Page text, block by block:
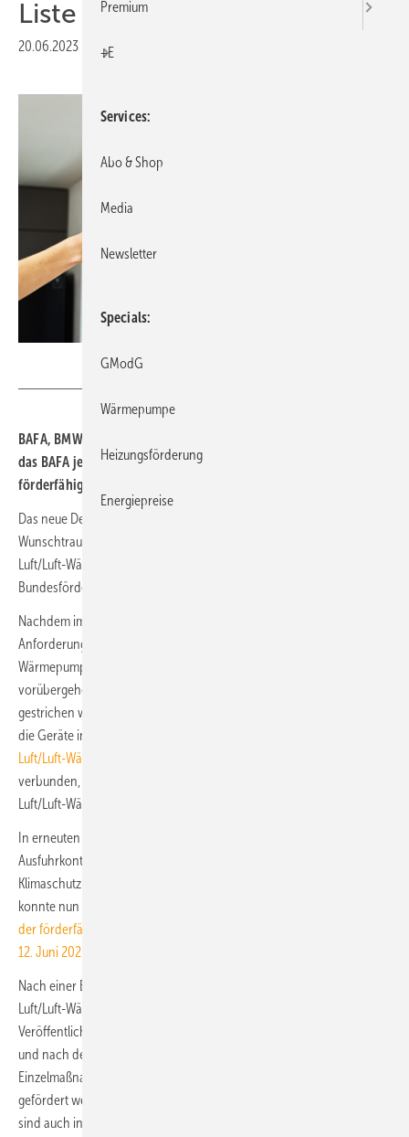
Liste
20.06.2023 Druckvorschau
BAFA, BMWK und FGK haben eine Vereinfachung erzielt, sodass
das BAFA jetzt auch wieder Luft/Luft-Wärmepumpen als
förderfähig listet.
Das neue Deutschlandtempo ist in vielen Bereichen kaum mehr als ein
Wunschtraum. So auch bei der Reaktivierung der Förderung von
Luft/Luft-Wärmepumpen als Einzelmaßnahme über die
Bundesförderung für effiziente Gebäude.
Nachdem im Februar 2023 wegen Unklarheiten bei den
Anforderungen an die netzdienliche Schnittstelle Luft/Luft-
Wärmepumpen, konkret Außenluft/Raumluft-Wärmepumpen,
vorübergehend von der BAFA-Liste der förderfähigen Wärmepumpen
gestrichen wurden, wäre es ab März 2023 wieder möglich gewesen,
die Geräte in die Liste aufzunehmen (
Luft/Luft-Wärmepumpen
verbunden, die wiederum dazu führten, dass zunächst keine reinen
Luft/Luft-Wärmepumpen gelistet wurden.
In erneuten Gesprächen zwischen dem Bundesamt für Wirtschaft und
Ausfuhrkontrolle (BAFA), dem Bundesministerium für Wirtschaft und
Klimaschutz (BMWK) und dem Fachverband Gebäude-Klima (FGK)
konnte nun eine Vereinfachung erzielt werden, sodass die
der förderfähigen Wärmepumpen mit Prüf/Effizienznachweis (Stand:
12. Juni 2023)
Nach einer Einschätzung des FGK ist davon auszugehen, dass weitere
Luft/Luft-Wärmepumpen folgen. Teilweise können sie schon vor
Veröffentlichung einer neuen Liste im Antragsformular ausgewählt
und nach der „Bundesförderung für effiziente Gebäude –
Einzelmaßnahmen“ (
gefördert werden. Ausnahmen die für Luft/Luft-Wärmepumpen gelten,
sind auch in den
Premium
+E
Services
Abo & Shop
Media
Newsletter
Specials
GModG
Wärmepumpe
Heizungsförderung
Energiepreise